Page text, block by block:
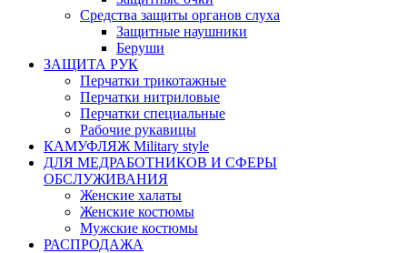
Средства защиты органов слуха
Защитные наушники
Беруши
ЗАЩИТА РУК
Перчатки трикотажные
Перчатки нитриловые
Перчатки специальные
Рабочие рукавицы
КАМУФЛЯЖ Military style
ДЛЯ МЕДРАБОТНИКОВ И СФЕРЫ
ОБСЛУЖИВАНИЯ
Женские халаты
Женские костюмы
Мужские костюмы
РАСПРОДАЖА